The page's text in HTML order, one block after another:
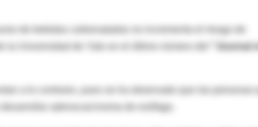
de bebidas carbonatadas no incrementa el riesgo de
la Universidad de Yale en el último número del
"Journal
a lo contrario, pues se ha observado que las personas
adenocarcinoma de esófago.